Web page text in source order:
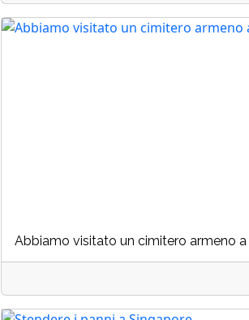
Abbiamo visitato un cimitero armeno